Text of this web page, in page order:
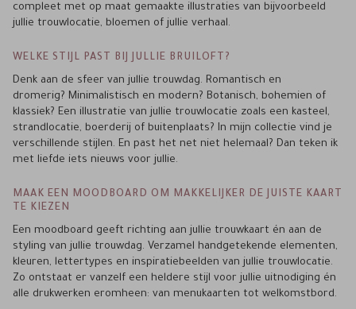
compleet met op maat gemaakte illustraties van bijvoorbeeld
jullie trouwlocatie, bloemen of jullie verhaal.
WELKE STIJL PAST BIJ JULLIE BRUILOFT?
Denk aan de sfeer van jullie trouwdag. Romantisch en
dromerig? Minimalistisch en modern? Botanisch, bohemien of
klassiek? Een illustratie van jullie trouwlocatie zoals een kasteel,
strandlocatie, boerderij of buitenplaats? In mijn collectie vind je
verschillende stijlen. En past het net niet helemaal? Dan teken ik
met liefde iets nieuws voor jullie.
MAAK EEN MOODBOARD OM MAKKELIJKER DE JUISTE KAART
TE KIEZEN
Een moodboard geeft richting aan jullie trouwkaart én aan de
styling van jullie trouwdag. Verzamel handgetekende elementen,
kleuren, lettertypes en inspiratiebeelden van jullie trouwlocatie.
Zo ontstaat er vanzelf een heldere stijl voor jullie uitnodiging én
alle drukwerken eromheen: van menukaarten tot welkomstbord.